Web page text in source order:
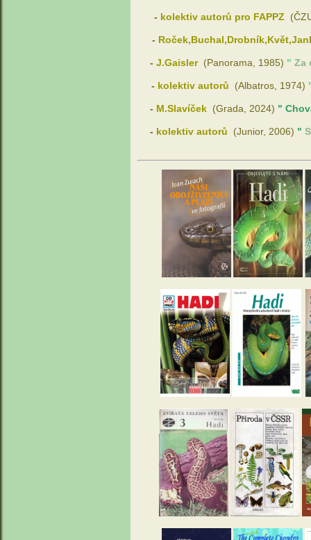
- kolektiv autorů pro FAPPZ
-
- J.Gaisler (Panorama, 1985) " Za
- kolektiv autorů (Albatros, 1974)
- M.Slavíček (Grada, 2024) " C
- kolektiv autorů (Junior, 2006) "